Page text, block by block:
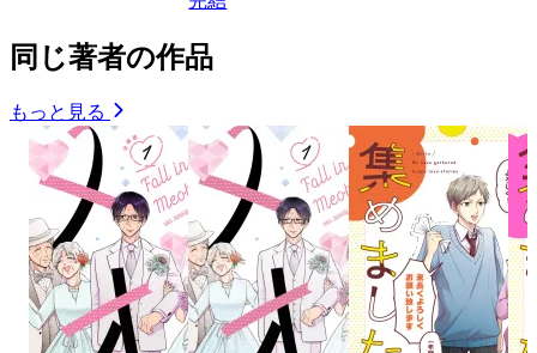
同じ著者の作品
もっと見る